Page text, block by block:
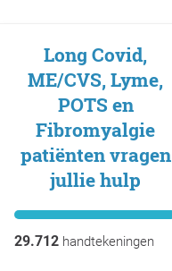
Long Covid,
ME/CVS, Lyme,
POTS en
Fibromyalgie
patiënten vragen
jullie hulp
29.712handtekeningen